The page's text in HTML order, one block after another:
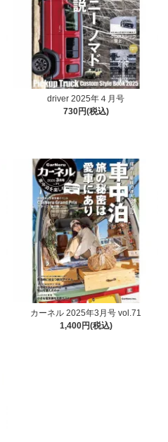
driver 2025年４月号
730円(税込)
カーネル 2025年3月号 vol.71
1,400円(税込)